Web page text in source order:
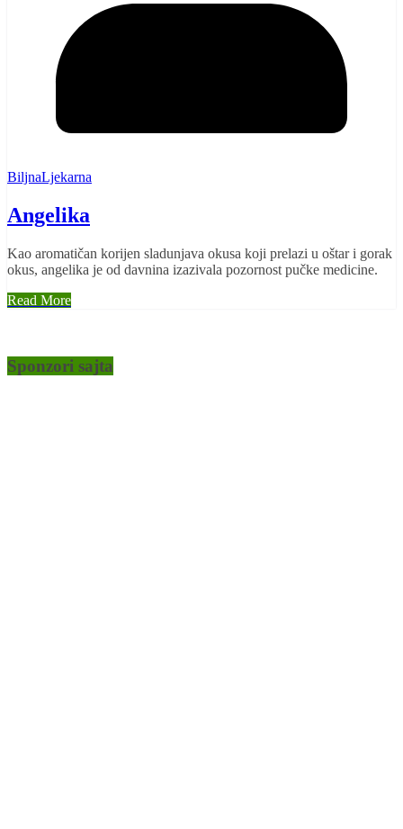
BiljnaLjekarna
Angelika
Kao aromatičan korijen sladunjava okusa koji prelazi u oštar i gorak
okus, angelika je od davnina izazivala pozornost pučke medicine.
Read More
Sponzori sajta